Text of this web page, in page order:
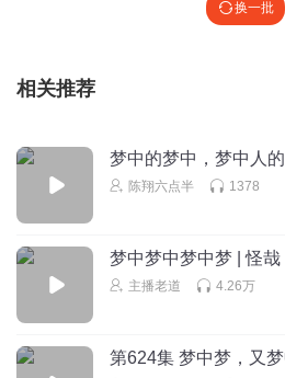
幽蓝的枫006: 小主
雷雨的背景音效，必定会给听众带
瑪咕叽
兕相逢大梦归。 南明与满清抗
被弓弦勒死而终结。
听友502213651
黛玉淡定自若
换一批
相关推荐
梦中的梦中，梦中人
陈翔六点半 1378
梦中梦中梦中梦 | 怪哉
主播老道 4.26万
第624集 梦中梦，又